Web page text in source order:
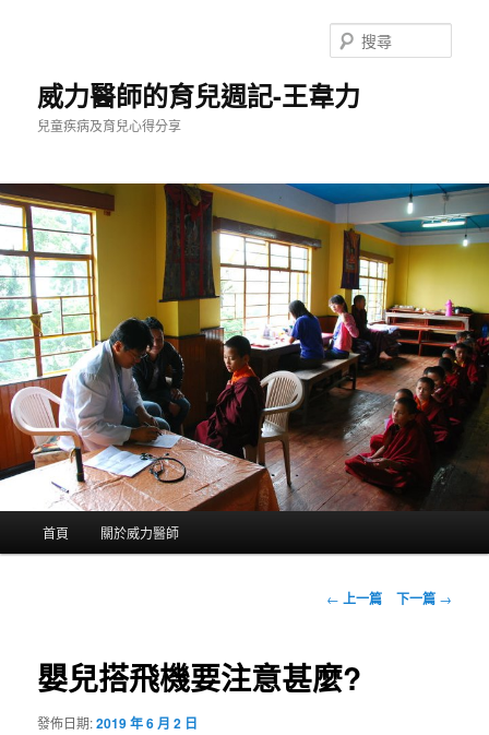
威力醫師的育兒週記-王韋力
兒童疾病及育兒心得分享
尋
首頁 關於威力醫師
文
覽
← 上一篇 下一篇 →
嬰兒搭飛機要注意甚麼?
發佈日期:2019 年 6 月 2 日